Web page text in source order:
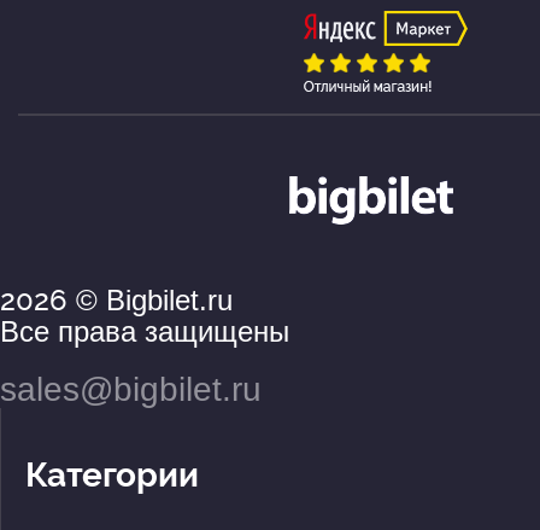
2026 © Bigbilet.ru
Все права защищены
sales@bigbilet.ru
Категории